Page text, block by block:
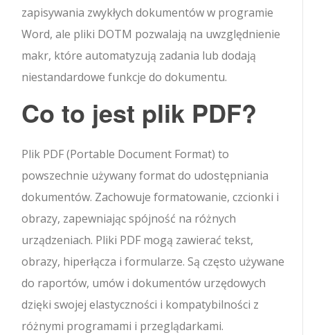
zapisywania zwykłych dokumentów w programie
Word, ale pliki DOTM pozwalają na uwzględnienie
makr, które automatyzują zadania lub dodają
niestandardowe funkcje do dokumentu.
Co to jest plik PDF?
Plik PDF (Portable Document Format) to
powszechnie używany format do udostępniania
dokumentów. Zachowuje formatowanie, czcionki i
obrazy, zapewniając spójność na różnych
urządzeniach. Pliki PDF mogą zawierać tekst,
obrazy, hiperłącza i formularze. Są często używane
do raportów, umów i dokumentów urzędowych
dzięki swojej elastyczności i kompatybilności z
różnymi programami i przeglądarkami.